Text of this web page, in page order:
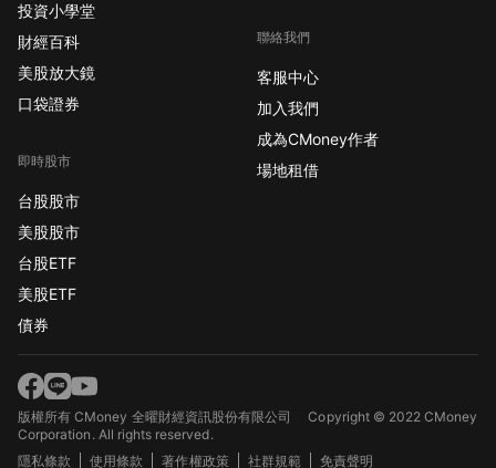
投資小學堂
財經百科
美股放大鏡
口袋證券
即時股市
台股股市
美股股市
台股ETF
美股ETF
債券
聯絡我們
客服中心
加入我們
成為CMoney作者
場地租借
版權所有 CMoney 全曜財經資訊股份有限公司Copyright © 2022 CMoney
Corporation. All rights reserved.
隱私條款
使用條款 著作權政策 社群規範 免責聲明